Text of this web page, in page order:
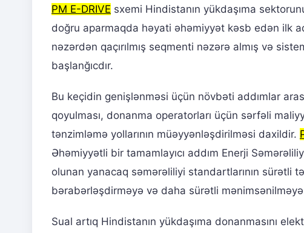
PM E-DRIVE sxemi Hindistanın yükdaşıma
doğru aparmaqda həyati əhəmiyyət kəsb edən ilk
nəzərdən qaçırılmış seqmenti nəzərə almış və
başlanğıcdır.
Bu keçidin genişlənməsi üçün növbəti addımlar
qoyulması, donanma operatorları üçün sərfəli
tənzimləmə yollarının müəyyənləşdirilməsi daxildir.
Əhəmiyyətli bir tamamlayıcı addım Enerji
olunan yanacaq səmərəliliyi standartlarının sürətli
bərabərləşdirməyə və daha sürətli
Sual artıq Hindistanın yükdaşıma donanmasını